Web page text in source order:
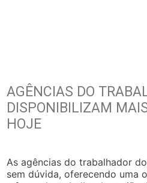
AGÊNCIAS DO
DISPONIBILIZAM
HOJE
As agências do trabalhador
sem dúvida, oferecendo uma